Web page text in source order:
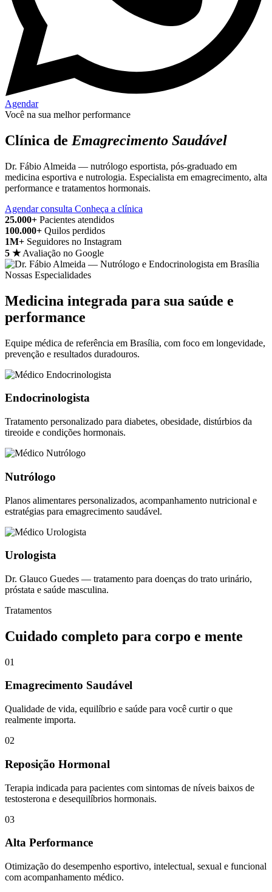
Agendar
Você na sua melhor performance
Clínica de Emagrecimento Saudável
Dr. Fábio Almeida — nutrólogo esportista, pós-graduado em
medicina esportiva e nutrologia. Especialista em emagrecimento, alta
performance e tratamentos hormonais.
Agendar consulta Conheça a clínica
25.000+ Pacientes atendidos
100.000+ Quilos perdidos
1M+ Seguidores no Instagram
5 ★ Avaliação no Google
Nossas Especialidades
Medicina integrada para sua saúde e
performance
Equipe médica de referência em Brasília, com foco em longevidade,
prevenção e resultados duradouros.
Endocrinologista
Tratamento personalizado para diabetes, obesidade, distúrbios da
tireoide e condições hormonais.
Nutrólogo
Planos alimentares personalizados, acompanhamento nutricional e
estratégias para emagrecimento saudável.
Urologista
Dr. Glauco Guedes — tratamento para doenças do trato urinário,
próstata e saúde masculina.
Tratamentos
Cuidado completo para corpo e mente
01
Emagrecimento Saudável
Qualidade de vida, equilíbrio e saúde para você curtir o que
realmente importa.
02
Reposição Hormonal
Terapia indicada para pacientes com sintomas de níveis baixos de
testosterona e desequilíbrios hormonais.
03
Alta Performance
Otimização do desempenho esportivo, intelectual, sexual e funcional
com acompanhamento médico.